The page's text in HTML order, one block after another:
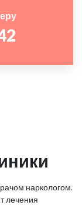
наркологом.
лечения